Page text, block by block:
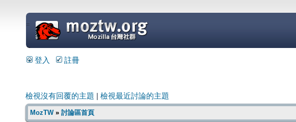
=
登入 註冊
檢視沒有回覆的主題 檢視最近討論的主題
MozTW» 討論區首頁